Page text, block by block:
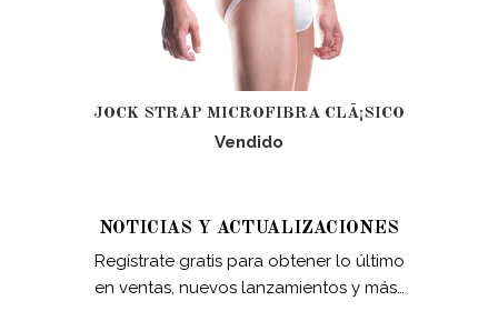
JOCK STRAP MICROFIBRA CLÃ¡SICO
Vendido
NOTICIAS Y ACTUALIZACIONES
Regístrate gratis para obtener lo último
en ventas, nuevos lanzamientos y más…